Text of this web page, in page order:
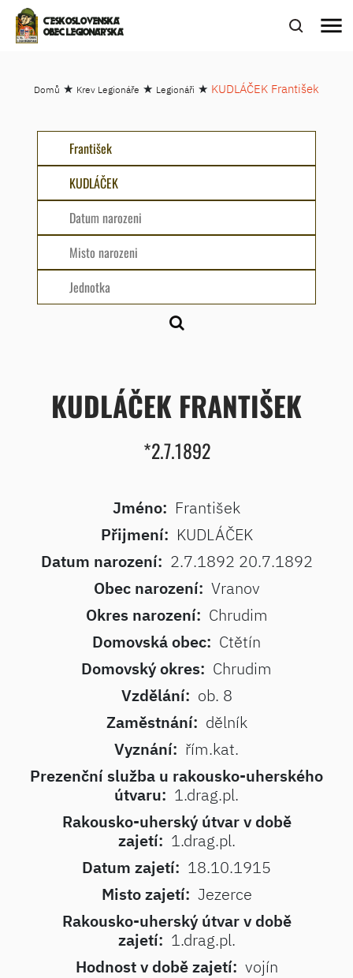
ČESKOSLOVENSKÁ
OBEC LEGIONÁŘSKÁ
menu
Domů ★ Krev Legionáře ★ Legionáři ★ KUDLÁČEK František
KUDLÁČEK FRANTIŠEK
*2.7.1892
Jméno: František
Přijmení: KUDLÁČEK
Datum narození: 2.7.1892 20.7.1892
Obec narození: Vranov
Okres narození: Chrudim
Domovská obec: Ctětín
Domovský okres: Chrudim
Vzdělání: ob. 8
Zaměstnání: dělník
Vyznání: řím.kat.
Prezenční služba u rakousko-uherského
útvaru: 1.drag.pl.
Rakousko-uherský útvar v době
zajetí: 1.drag.pl.
Datum zajetí: 18.10.1915
Misto zajetí: Jezerce
Rakousko-uherský útvar v době
zajetí: 1.drag.pl.
Hodnost v době zajetí: vojín